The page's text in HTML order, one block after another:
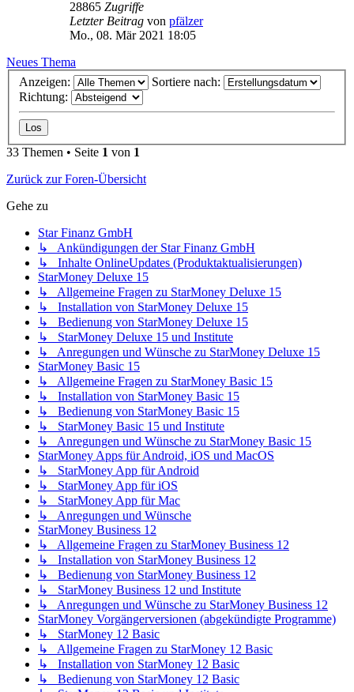
28865 Zugriffe
Letzter Beitrag von pfälzer
Mo., 08. Mär 2021 18:05
Neues Thema
Anzeigen:
Sortiere nach:
Richtung:
33 Themen • Seite 1 von 1
Zurück zur Foren-Übersicht
Gehe zu
Star Finanz GmbH
↳ Ankündigungen der Star Finanz GmbH
↳ Inhalte OnlineUpdates (Produktaktualisierungen)
StarMoney Deluxe 15
↳ Allgemeine Fragen zu StarMoney Deluxe 15
↳ Installation von StarMoney Deluxe 15
↳ Bedienung von StarMoney Deluxe 15
↳ StarMoney Deluxe 15 und Institute
↳ Anregungen und Wünsche zu StarMoney Deluxe 15
StarMoney Basic 15
↳ Allgemeine Fragen zu StarMoney Basic 15
↳ Installation von StarMoney Basic 15
↳ Bedienung von StarMoney Basic 15
↳ StarMoney Basic 15 und Institute
↳ Anregungen und Wünsche zu StarMoney Basic 15
StarMoney Apps für Android, iOS und MacOS
↳ StarMoney App für Android
↳ StarMoney App für iOS
↳ StarMoney App für Mac
↳ Anregungen und Wünsche
StarMoney Business 12
↳ Allgemeine Fragen zu StarMoney Business 12
↳ Installation von StarMoney Business 12
↳ Bedienung von StarMoney Business 12
↳ StarMoney Business 12 und Institute
↳ Anregungen und Wünsche zu StarMoney Business 12
StarMoney Vorgängerversionen (abgekündigte Programme)
↳ StarMoney 12 Basic
↳ Allgemeine Fragen zu StarMoney 12 Basic
↳ Installation von StarMoney 12 Basic
↳ Bedienung von StarMoney 12 Basic